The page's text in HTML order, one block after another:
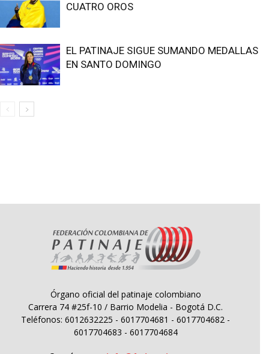
CUATRO OROS
EL PATINAJE SIGUE SUMANDO MEDALLAS
EN SANTO DOMINGO
Órgano oficial del patinaje colombiano
Carrera 74 #25f-10 / Barrio Modelia - Bogotá D.C.
Teléfonos: 6012632225 - 6017704681 - 6017704682 -
6017704683 - 6017704684